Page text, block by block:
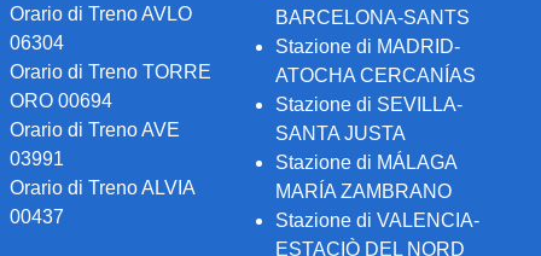
Orario di Treno AVLO
06304
Orario di Treno TORRE
ORO 00694
Orario di Treno AVE
03991
Orario di Treno ALVIA
00437
BARCELONA-SANTS
Stazione di MADRID-
ATOCHA CERCANÍAS
Stazione di SEVILLA-
SANTA JUSTA
Stazione di MÁLAGA
MARÍA ZAMBRANO
Stazione di VALENCIA-
ESTACIÒ DEL NORD